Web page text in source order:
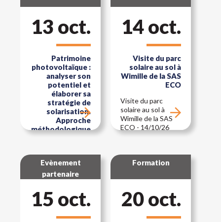
Devenir RGE
Études Loos-en-
Gohelle (62)
13 oct.
Patrimoine
photovoltaïque :
analyser son
potentiel et
élaborer sa
stratégie de
solarisation.
Approche
méthodologique
Patrimoine
photovoltaïque :
analyser son
potentiel et
stratégie de
solarisation.
Approche
14 oct.
Visite du parc
solaire au sol à
Wimille de la SAS
ECO
Visite du parc
solaire au sol à
Wimille de la SAS
ECO - 14/10/26
Evènement
partenaire
15 oct.
Formation
20 oct.